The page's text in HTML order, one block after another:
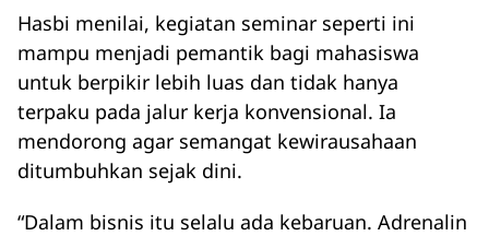
Hasbi menilai, kegiatan seminar seperti ini
mampu menjadi pemantik bagi mahasiswa
untuk berpikir lebih luas dan tidak hanya
terpaku pada jalur kerja konvensional. Ia
mendorong agar semangat kewirausahaan
ditumbuhkan sejak dini.
“Dalam bisnis itu selalu ada kebaruan. Adrenalin